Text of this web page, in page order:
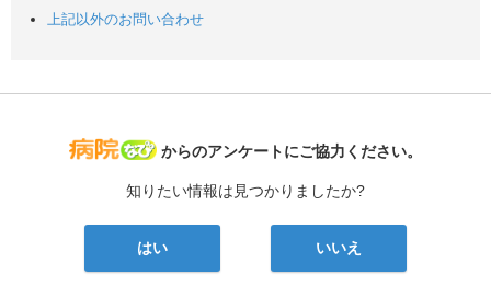
上記以外のお問い合わせ
病院なび
からのアンケートにご協力ください。
知りたい情報は見つかりましたか?
はい いいえ